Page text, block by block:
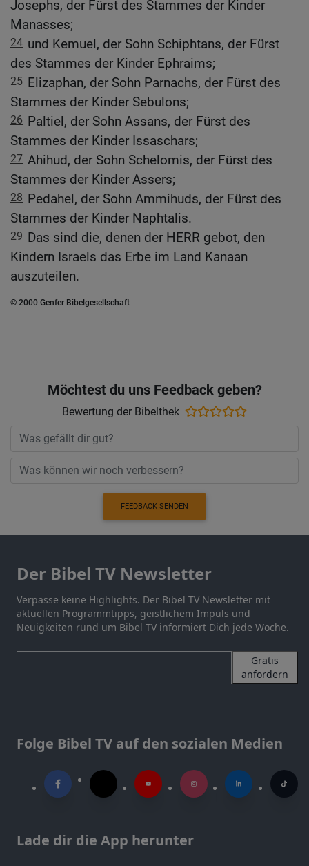
Josephs, der Fürst des Stammes der Kinder
Manasses;
24 und Kemuel, der Sohn Schiphtans, der Fürst
des Stammes der Kinder Ephraims;
25 Elizaphan, der Sohn Parnachs, der Fürst des
Stammes der Kinder Sebulons;
26 Paltiel, der Sohn Assans, der Fürst des
Stammes der Kinder Issaschars;
27 Ahihud, der Sohn Schelomis, der Fürst des
Stammes der Kinder Assers;
28 Pedahel, der Sohn Ammihuds, der Fürst des
Stammes der Kinder Naphtalis.
29 Das sind die, denen der HERR gebot, den
Kindern Israels das Erbe im Land Kanaan
auszuteilen.
© 2000 Genfer Bibelgesellschaft
Möchtest du uns Feedback geben?
Bewertung der Bibelthek
FEEDBACK SENDEN
Der Bibel TV Newsletter
Verpasse keine Highlights. Der Bibel TV Newsletter mit
aktuellen Programmtipps, geistlichem Impuls und
Neuigkeiten rund um Bibel TV informiert Dich jede Woche.
Gratis
anfordern
Folge Bibel TV auf den sozialen Medien
Lade dir die App herunter